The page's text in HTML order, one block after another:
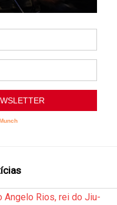
Angelo Rios, rei do Jiu-